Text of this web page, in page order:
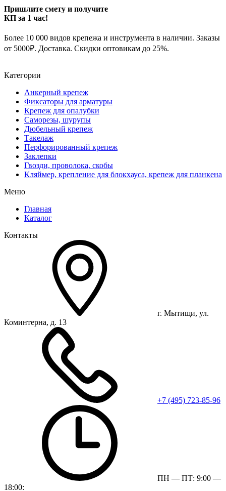
Пришлите смету и получите
КП за 1 час!
Более 10 000 видов крепежа и инструмента в наличии. Заказы
от 5000₽. Доставка. Скидки оптовикам до 25%.
Категории
Анкерный крепеж
Фиксаторы для арматуры
Крепеж для опалубки
Саморезы, шурупы
Дюбельный крепеж
Такелаж
Перфорированный крепеж
Заклепки
Гвозди, проволока, скобы
Кляймер, крепление для блокхауса, крепеж для планкена
Меню
Главная
Каталог
Контакты
г. Мытищи, ул.
Коминтерна, д. 13
+7 (495) 723-85-96
ПН — ПТ: 9:00 —
18:00: